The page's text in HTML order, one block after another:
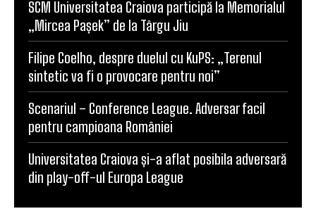
Universitatea Craiova, egal în Finlanda cu KuPS.
Calificarea se decide în Bănie
SCM Universitatea Craiova participă la Memorialul
„Mircea Pașek” de la Târgu Jiu
Filipe Coelho, despre duelul cu KuPS: „Terenul
sintetic va fi o provocare pentru noi”
Scenariul – Conference League. Adversar facil
pentru campioana României
Universitatea Craiova și-a aflat posibila adversară